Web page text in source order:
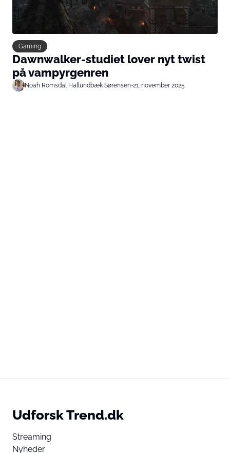
Gaming
Dawnwalker-studiet lover nyt twist
på vampyrgenren
Noah Romsdal Hallundbæk Sørensen•21. november 2025
Udforsk Trend.dk
Streaming
Nyheder